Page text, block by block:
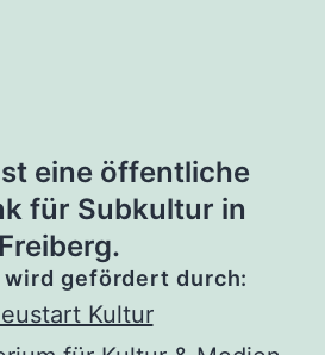
eine öffentliche
für Subkultur in
Freiberg.
wird gefördert durch: